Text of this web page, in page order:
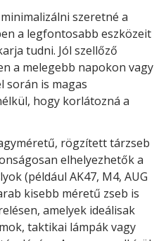
szeretné a
a legfontosabb eszközeit
tudni. Jól szellőző
a melegebb napokon vagy
során is magas
hogy korlátozná a
rögzített tárzseb
elhelyezhetők a
(például AK47, M4, AUG
kisebb méretű zseb is
amelyek ideálisak
taktikai lámpák vagy